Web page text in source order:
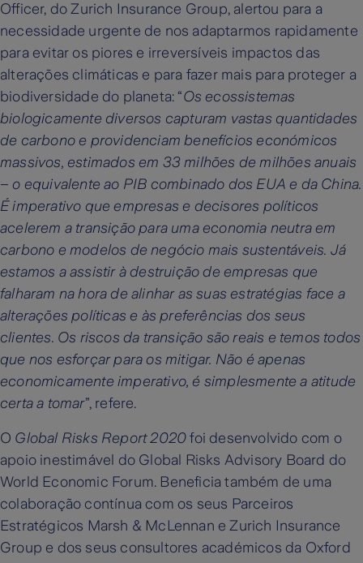
Officer, do Zurich Insurance Group, alertou para a
necessidade urgente de nos adaptarmos rapidamente
para evitar os piores e irreversíveis impactos das
alterações climáticas e para fazer mais para proteger a
biodiversidade do planeta: “Os ecossistemas
biologicamente diversos capturam vastas quantidades
de carbono e providenciam benefícios económicos
massivos, estimados em 33 milhões de milhões anuais
– o equivalente ao PIB combinado dos EUA e da China.
É imperativo que empresas e decisores políticos
acelerem a transição para uma economia neutra em
carbono e modelos de negócio mais sustentáveis. Já
estamos a assistir à destruição de empresas que
falharam na hora de alinhar as suas estratégias face a
alterações políticas e às preferências dos seus
clientes. Os riscos da transição são reais e temos todos
que nos esforçar para os mitigar. Não é apenas
economicamente imperativo, é simplesmente a atitude
certa a tomar”, refere.
O Global Risks Report 2020 foi desenvolvido com o
apoio inestimável do Global Risks Advisory Board do
World Economic Forum. Beneficia também de uma
colaboração contínua com os seus Parceiros
Estratégicos Marsh & McLennan e Zurich Insurance
Group e dos seus consultores académicos da Oxford